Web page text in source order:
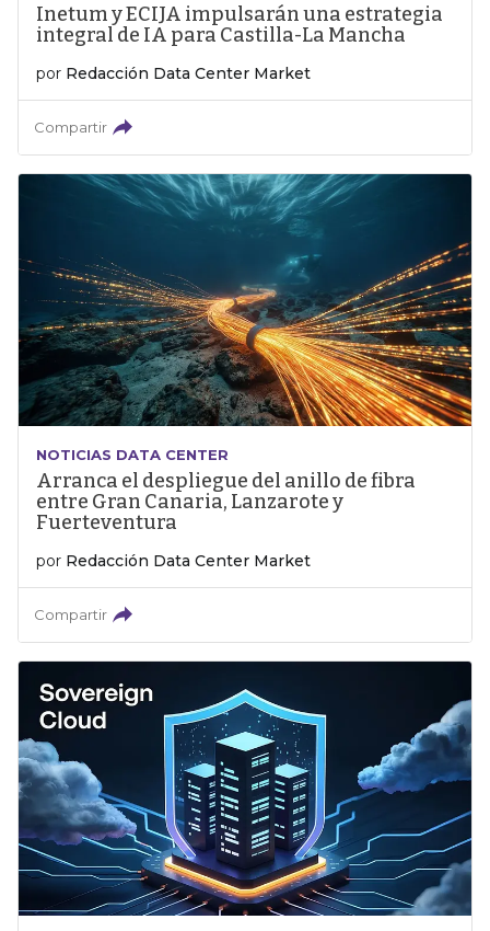
Inetum y ECIJA impulsarán una estrategia
integral de IA para Castilla-La Mancha
por Redacción Data Center Market
Compartir
NOTICIAS DATA CENTER
Arranca el despliegue del anillo de fibra
entre Gran Canaria, Lanzarote y
Fuerteventura
por Redacción Data Center Market
Compartir